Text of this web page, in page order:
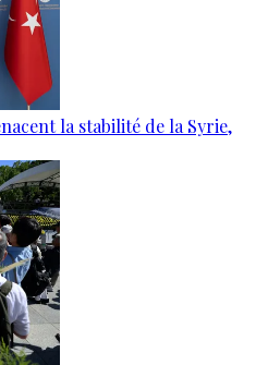
la stabilité de la Syrie,